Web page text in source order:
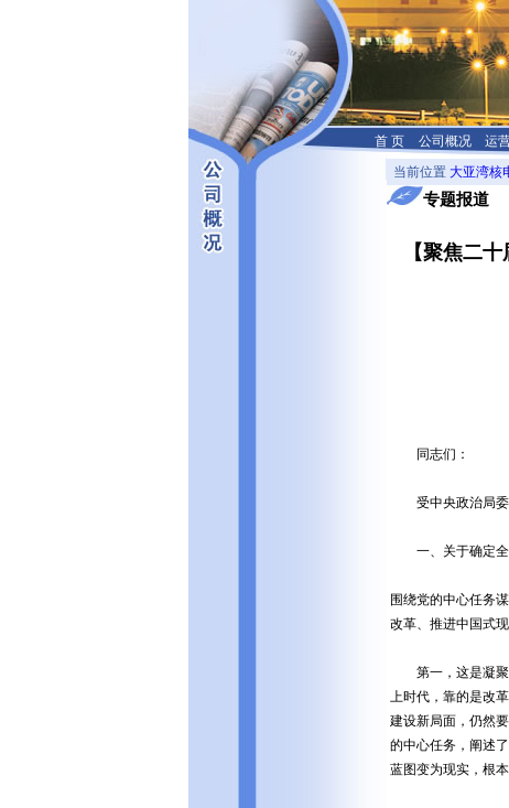
首 页 公司概况 运
当前位置 大亚湾核
专题报道
【聚焦二
同志们：
受中央政治局委
一、关于确定全
围绕党的中心任务
改革、推进中国式
第一，这是凝聚
上时代，靠的是改
建设新局面，仍然
的中心任务，阐述
蓝图变为现实，根